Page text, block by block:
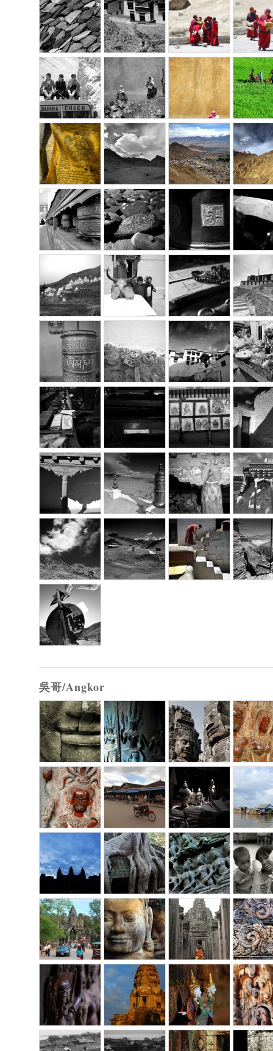
吳哥/Angkor